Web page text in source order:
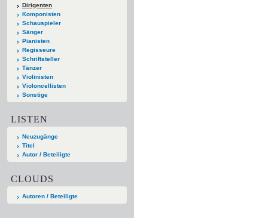
Dirigenten
Komponisten
Schauspieler
Sänger
Pianisten
Regisseure
Schriftsteller
Tänzer
Violinisten
Violoncellisten
Sonstige
LISTEN
Neuzugänge
Titel
Autor / Beteiligte
CLOUDS
Autoren / Beteiligte